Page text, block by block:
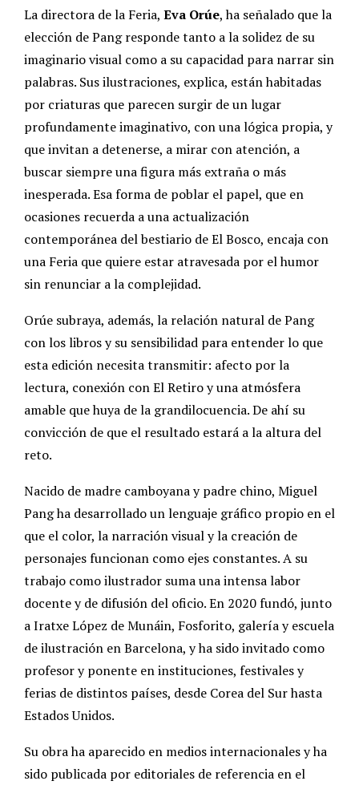
La directora de la Feria, Eva Orúe, ha señalado que la
elección de Pang responde tanto a la solidez de su
imaginario visual como a su capacidad para narrar sin
palabras. Sus ilustraciones, explica, están habitadas
por criaturas que parecen surgir de un lugar
profundamente imaginativo, con una lógica propia, y
que invitan a detenerse, a mirar con atención, a
buscar siempre una figura más extraña o más
inesperada. Esa forma de poblar el papel, que en
ocasiones recuerda a una actualización
contemporánea del bestiario de El Bosco, encaja con
una Feria que quiere estar atravesada por el humor
sin renunciar a la complejidad.
Orúe subraya, además, la relación natural de Pang
con los libros y su sensibilidad para entender lo que
esta edición necesita transmitir: afecto por la
lectura, conexión con El Retiro y una atmósfera
amable que huya de la grandilocuencia. De ahí su
convicción de que el resultado estará a la altura del
reto.
Nacido de madre camboyana y padre chino, Miguel
Pang ha desarrollado un lenguaje gráfico propio en el
que el color, la narración visual y la creación de
personajes funcionan como ejes constantes. A su
trabajo como ilustrador suma una intensa labor
docente y de difusión del oficio. En 2020 fundó, junto
a Iratxe López de Munáin, Fosforito, galería y escuela
de ilustración en Barcelona, y ha sido invitado como
profesor y ponente en instituciones, festivales y
ferias de distintos países, desde Corea del Sur hasta
Estados Unidos.
Su obra ha aparecido en medios internacionales y ha
sido publicada por editoriales de referencia en el